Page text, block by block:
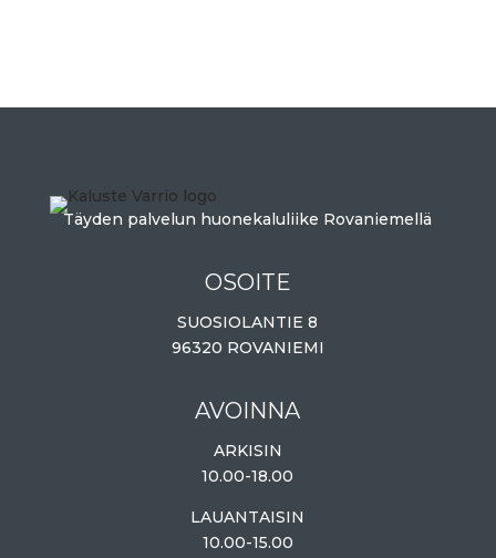
Täyden palvelun huonekaluliike Rovaniemellä
OSOITE
SUOSIOLANTIE 8
96320 ROVANIEMI
AVOINNA
ARKISIN
10.00-18.00
LAUANTAISIN
10.00-15.00